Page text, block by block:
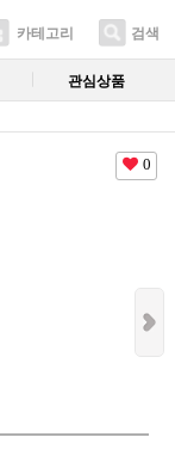
카테고리 검색
관심상품
0